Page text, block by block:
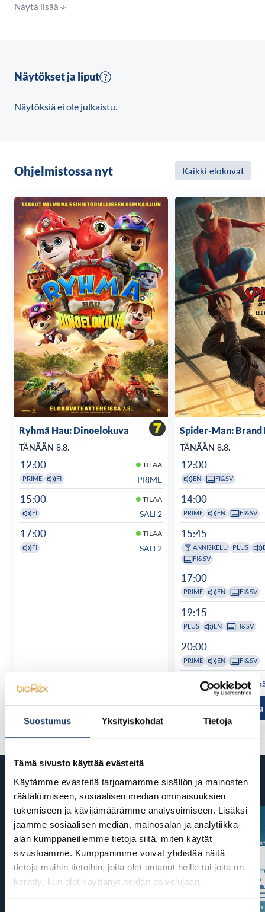
Suostumus Yksityiskohdat Tietoja
Tämä sivusto käyttää evästeitä
Käytämme evästeitä tarjoamamme sisällön ja mainosten
räätälöimiseen, sosiaalisen median ominaisuuksien
tukemiseen ja kävijämäärämme analysoimiseen. Lisäksi
jaamme sosiaalisen median, mainosalan ja analytiikka-
alan kumppaneillemme tietoja siitä, miten käytät
sivustoamme. Kumppanimme voivat yhdistää näitä
tietoja muihin tietoihin, joita olet antanut heille tai joita on
kerätty, kun olet käyttänyt heidän palvelujaan.
muassa käsikirjoittanut elokuvan Carol (2015).
Näytä lisää
Näytökset ja liput
Näytöksiä ei ole julkaistu.
Ohjelmistossa nyt Kaikki elokuvat
Ryhmä Hau: Dinoelokuva
TÄNÄÄN 8.8.
12:00 TILAA
PRIME FI PRIME
15:00 TILAA
FI SALI 2
17:00 TILAA
FI SALI 2
Tutustu ja osta
Spider-Man: Brand
TÄNÄÄN 8.8.
12:00
EN FI&SV
14:00
PRIME EN FI&SV
15:45
ANNISKELU PLUS
FI&SV
17:00
PRIME EN FI&SV
19:15
PLUS EN FI&SV
20:00
PRIME EN FI&SV
Katso kaikki
Tutustu ja
Tulossa